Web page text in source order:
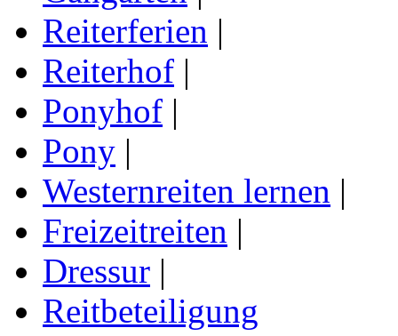
Reiterferien |
Reiterhof |
Ponyhof |
Pony |
Westernreiten lernen |
Freizeitreiten |
Dressur |
Reitbeteiligung